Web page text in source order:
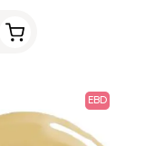
EBD